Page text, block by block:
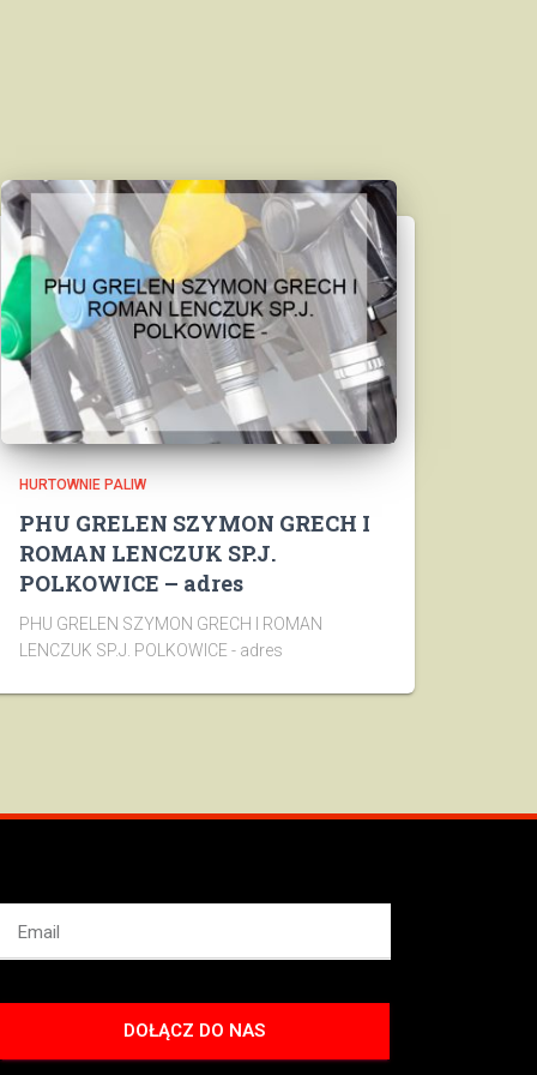
HURTOWNIE PALIW
PHU GRELEN SZYMON GRECH I
ROMAN LENCZUK SP.J.
POLKOWICE – adres
PHU GRELEN SZYMON GRECH I ROMAN
LENCZUK SP.J. POLKOWICE - adres
DOŁĄCZ DO NAS